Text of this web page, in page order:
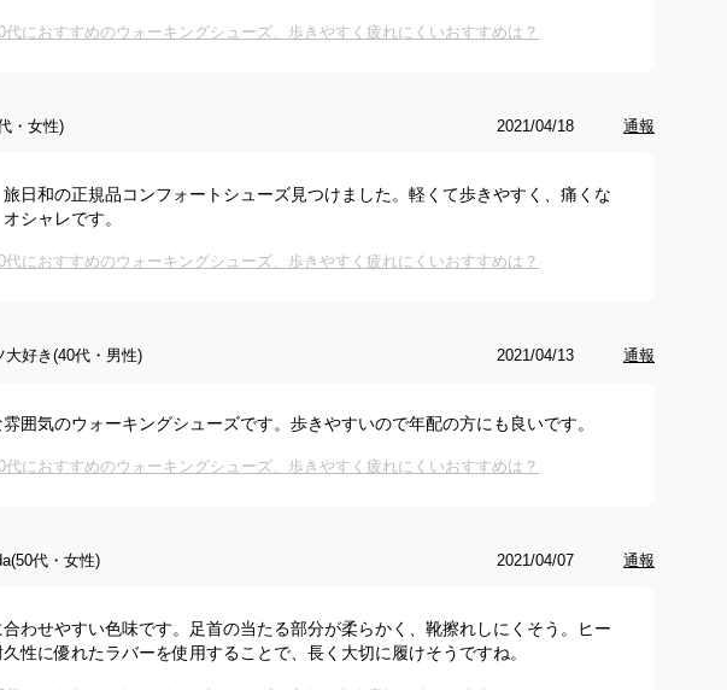
代におすすめのウォーキングシューズ、歩きやすく疲れにくいおすすめは？
・女性) 2021/04/18 通報
日和の正規品コンフォートシューズ見つけました。軽くて歩きやすく、痛くな
シャレです。
代におすすめのウォーキングシューズ、歩きやすく疲れにくいおすすめは？
大好き(40代・男性) 2021/04/13 通報
囲気のウォーキングシューズです。歩きやすいので年配の方にも良いです。
代におすすめのウォーキングシューズ、歩きやすく疲れにくいおすすめは？
代・女性) 2021/04/07 通報
わせやすい色味です。足首の当たる部分が柔らかく、靴擦れしにくそう。ヒー
性に優れたラバーを使用することで、長く大切に履けそうですね。